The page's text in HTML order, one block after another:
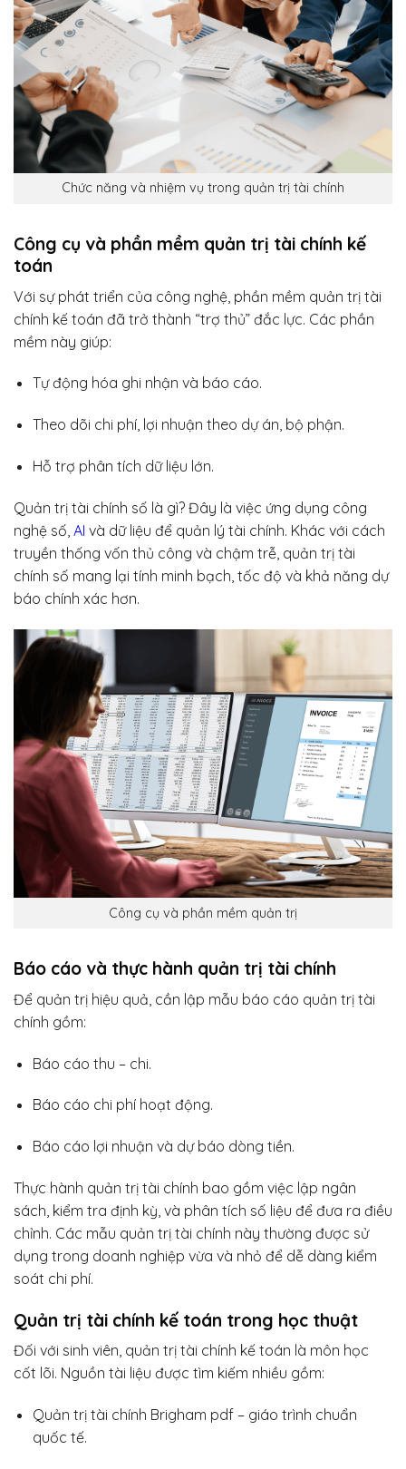
Chức năng và nhiệm vụ trong quản trị tài chính
Công cụ và phần mềm quản trị tài chính kế
toán
Với sự phát triển của công nghệ, phần mềm quản trị tài
chính kế toán đã trở thành “trợ thủ” đắc lực. Các phần
mềm này giúp:
Tự động hóa ghi nhận và báo cáo.
Theo dõi chi phí, lợi nhuận theo dự án, bộ phận.
Hỗ trợ phân tích dữ liệu lớn.
Quản trị tài chính số là gì? Đây là việc ứng dụng công
nghệ số, AI và dữ liệu để quản lý tài chính. Khác với cách
truyền thống vốn thủ công và chậm trễ, quản trị tài
chính số mang lại tính minh bạch, tốc độ và khả năng dự
báo chính xác hơn.
Công cụ và phần mềm quản trị
Báo cáo và thực hành quản trị tài chính
Để quản trị hiệu quả, cần lập mẫu báo cáo quản trị tài
chính gồm:
Báo cáo thu – chi.
Báo cáo chi phí hoạt động.
Báo cáo lợi nhuận và dự báo dòng tiền.
Thực hành quản trị tài chính bao gồm việc lập ngân
sách, kiểm tra định kỳ, và phân tích số liệu để đưa ra điều
chỉnh. Các mẫu quản trị tài chính này thường được sử
dụng trong doanh nghiệp vừa và nhỏ để dễ dàng kiểm
soát chi phí.
Quản trị tài chính kế toán trong học thuật
Đối với sinh viên, quản trị tài chính kế toán là môn học
cốt lõi. Nguồn tài liệu được tìm kiếm nhiều gồm:
Quản trị tài chính Brigham pdf – giáo trình chuẩn
quốc tế.